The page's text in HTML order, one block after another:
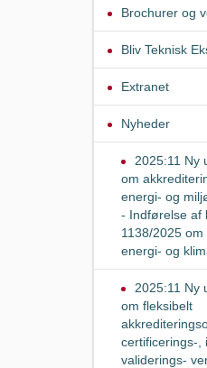
Brochurer og
Bliv Teknisk
Extranet
Nyheder
2025:11 Ny
om
energi- og
- Indførelse af
1138/2025 om
energi- og
2025:11 Ny
om fleksibelt
certificerings-,
validerings-